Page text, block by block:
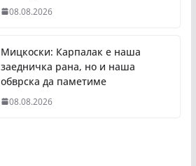
08.08.2026
Мицкоски: Карпалак е наша
заедничка рана, но и наша
обврска да паметиме
08.08.2026